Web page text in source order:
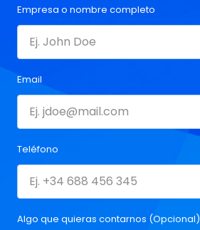
Empresa o nombre completo
Email
Teléfono
Algo que quieras contarnos (Opcional)